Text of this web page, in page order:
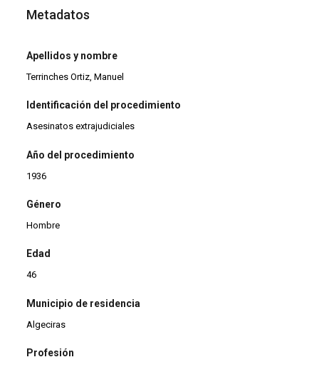
Metadatos
Apellidos y nombre
Terrinches Ortiz, Manuel
Identificación del procedimiento
Asesinatos extrajudiciales
Año del procedimiento
1936
Género
Hombre
Edad
46
Municipio de residencia
Algeciras
Profesión